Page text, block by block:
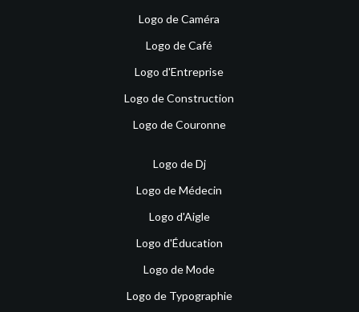
Logo de Caméra
Logo de Café
Logo d'Entreprise
Logo de Construction
Logo de Couronne
Logo de Dj
Logo de Médecin
Logo d'Aigle
Logo d'Éducation
Logo de Mode
Logo de Typographie